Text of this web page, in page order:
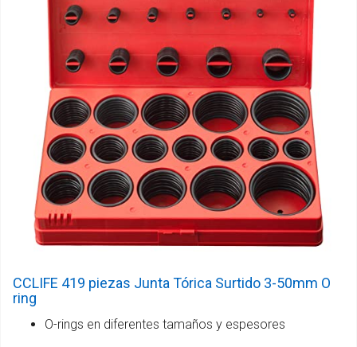
CCLIFE 419 piezas Junta Tórica Surtido 3-50mm O
ring
O-rings en diferentes tamaños y espesores